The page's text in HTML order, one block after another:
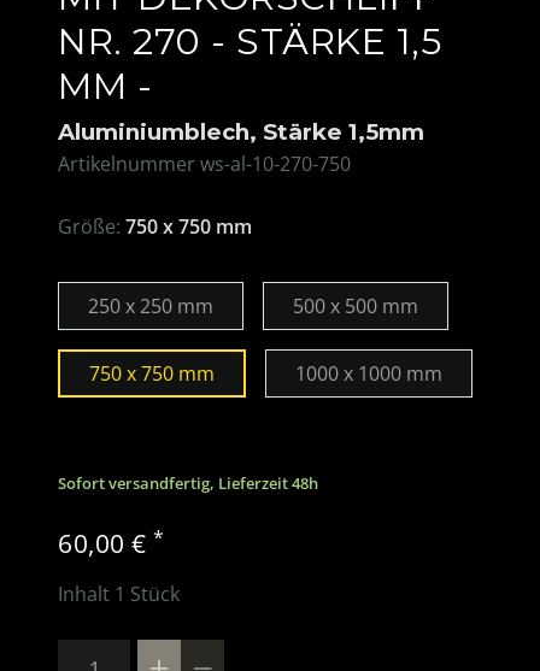
NR. 270 - STÄRKE 1,5
MM -
Aluminiumblech, Stärke 1,5mm
Artikelnummer ws-al-10-270-750
Größe: 750 x 750 mm
250 x 250 mm 500 x 500 mm
750 x 750 mm 1000 x 1000 mm
Sofort versandfertig, Lieferzeit 48h
60,00 € *
Inhalt 1 Stück